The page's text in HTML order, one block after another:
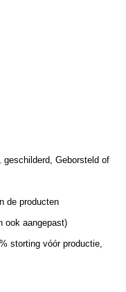
geschilderd, Geborsteld of
de producten
ook aangepast)
storting vóór productie,